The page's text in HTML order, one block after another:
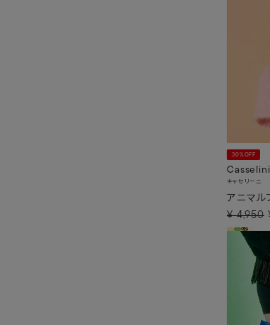
30%OFF
Casselini
キャセリーニ
アニマル
¥ 4,950